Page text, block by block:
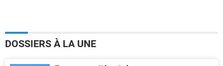
DOSSIERS À LA UNE